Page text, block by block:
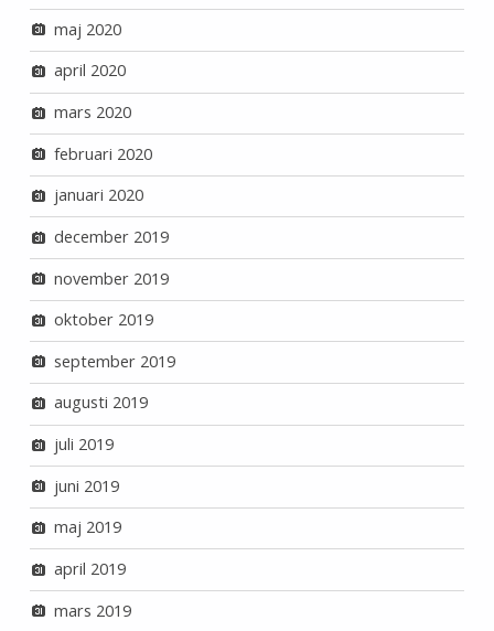
maj 2020
april 2020
mars 2020
februari 2020
januari 2020
december 2019
november 2019
oktober 2019
september 2019
augusti 2019
juli 2019
juni 2019
maj 2019
april 2019
mars 2019